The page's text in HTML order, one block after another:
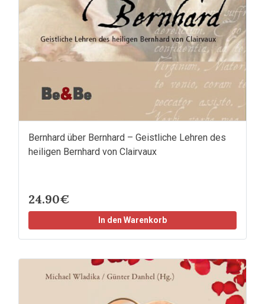
Bernhard über Bernhard – Geistliche Lehren des
heiligen Bernhard von Clairvaux
24.90€
In den Warenkorb